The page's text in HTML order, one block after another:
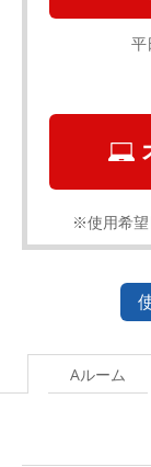
平
※使用希望
Aルーム